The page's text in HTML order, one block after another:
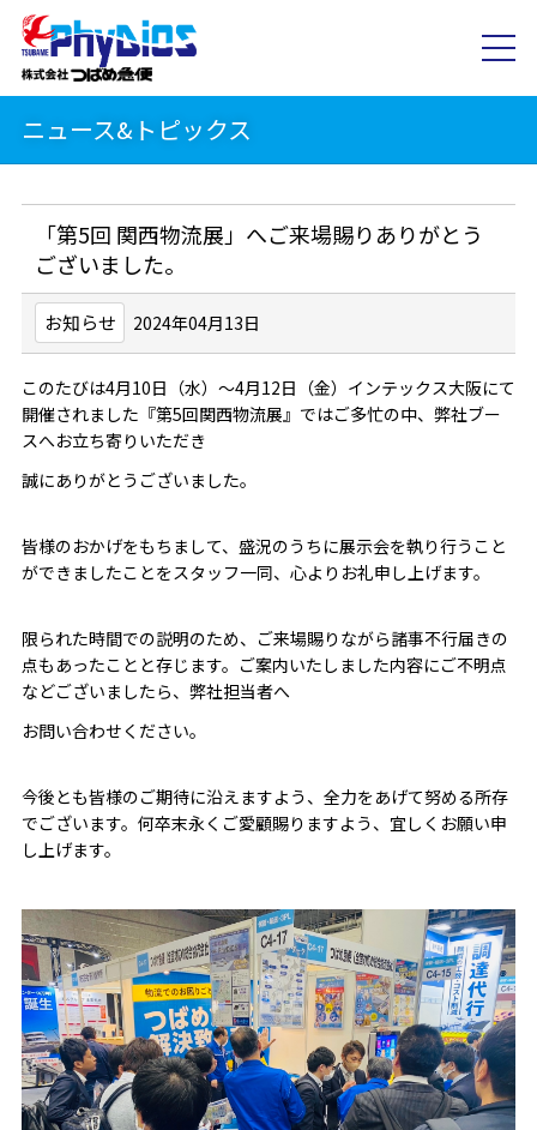
ニュース&トピックス
「第5回 関西物流展」へご来場賜りありがとう
ございました。
お知らせ 2024年04月13日
このたびは4月10日（水）～4月12日（金）インテックス大阪にて
開催されました『第5回関西物流展』ではご多忙の中、弊社ブー
スへお立ち寄りいただき
誠にありがとうございました。
皆様のおかげをもちまして、盛況のうちに展示会を執り行うこと
ができましたことをスタッフ一同、心よりお礼申し上げます。
限られた時間での説明のため、ご来場賜りながら諸事不行届きの
点もあったことと存じます。ご案内いたしました内容にご不明点
などございましたら、弊社担当者へ
お問い合わせください。
今後とも皆様のご期待に沿えますよう、全力をあげて努める所存
でございます。何卒末永くご愛顧賜りますよう、宜しくお願い申
し上げます。